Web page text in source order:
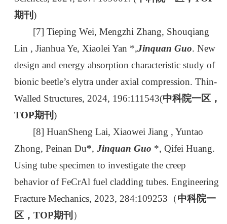
期刊)
[7] Tieping Wei, Mengzhi Zhang, Shouqiang
Lin , Jianhua Ye, Xiaolei Yan *,Jinquan Guo. New
design and energy absorption characteristic study of
bionic beetle’s elytra under axial compression. Thin-
Walled Structures, 2024, 196:111543(中科院一区，
TOP期刊)
[8] HuanSheng Lai, Xiaowei Jiang , Yuntao
Zhong, Peinan Du*, Jinquan Guo *, Qifei Huang.
Using tube specimen to investigate the creep
behavior of FeCrAl fuel cladding tubes. Engineering
Fracture Mechanics, 2023, 284:109253（中科院一
区，TOP期刊 ）